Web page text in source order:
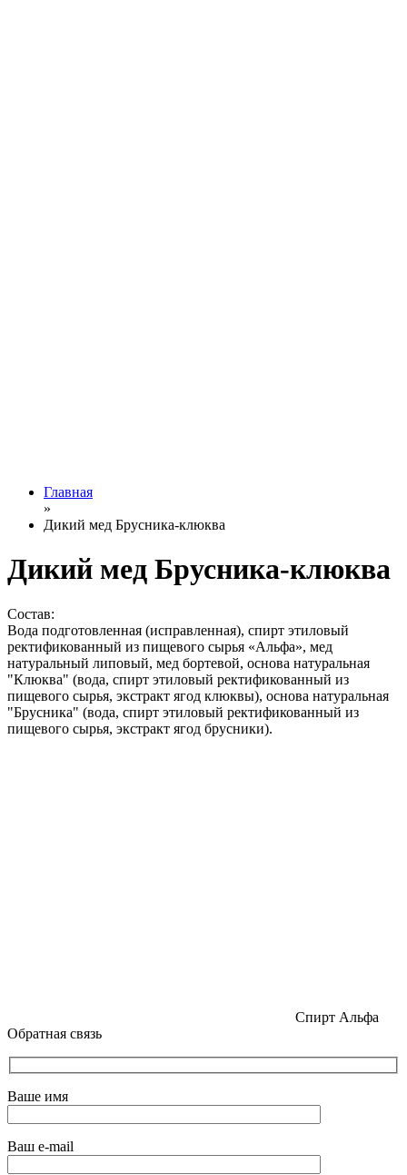
Главная
»
Дикий мед Брусника-клюква
Дикий мед Брусника-клюква
Состав:
Вода подготовленная (исправленная), спирт этиловый
ректификованный из пищевого сырья «Альфа», мед
натуральный липовый, мед бортевой, основа натуральная
"Клюква" (вода, спирт этиловый ректификованный из
пищевого сырья, экстракт ягод клюквы), основа натуральная
"Брусника" (вода, спирт этиловый ректификованный из
пищевого сырья, экстракт ягод брусники).
Спирт Альфа
Обратная связь
Ваше имя
Ваш e-mail